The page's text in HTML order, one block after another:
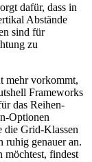
dafür, dass in
Abstände
sind für
zu
mehr vorkommt,
Frameworks
das Reihen-
Optionen
die Grid-Klassen
ruhig genauer an.
möchtest, findest